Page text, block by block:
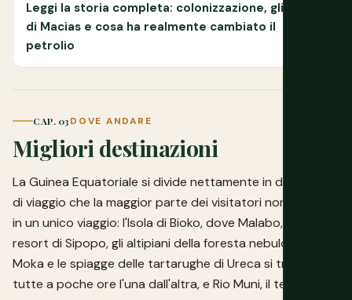
Leggi la storia completa: colonizzazione, gli anni
di Macias e cosa ha realmente cambiato il
petrolio
CAP. 03DOVE ANDARE
Migliori destinazioni
La Guinea Equatoriale si divide nettamente in due zone
di viaggio che la maggior parte dei visitatori non combina
in un unico viaggio: l'Isola di Bioko, dove Malabo, l'enclave
resort di Sipopo, gli altipiani della foresta nebulosa di
Moka e le spiagge delle tartarughe di Ureca si trovano
tutte a poche ore l'una dall'altra, e Rio Muni, il territorio